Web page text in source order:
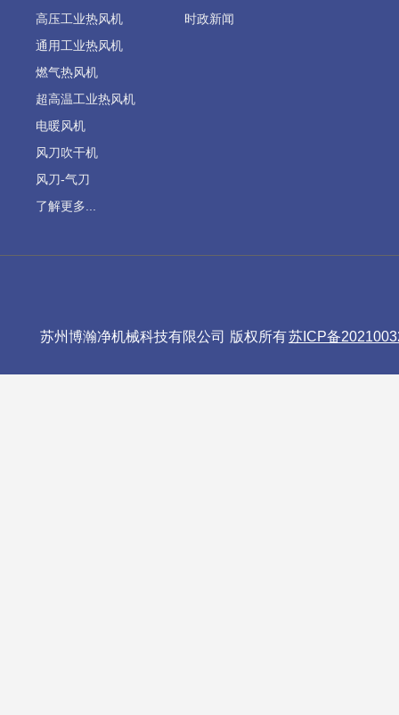
高压工业热风机
通用工业热风机
燃气热风机
超高温工业热风机
电暖风机
风刀吹干机
风刀-气刀
了解更多...
时政新闻
苏州博瀚净机械科技有限公司 版权所有苏ICP备